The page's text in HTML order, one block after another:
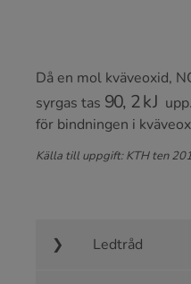
Då en mol kväveoxid,
syrgas tas
90,2kJ
för bindningen i
Källa till uppgift: KTH ten
Ledtråd